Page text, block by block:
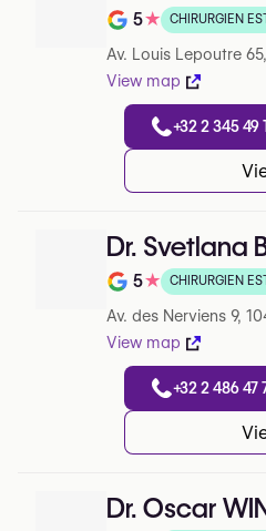
Note de 5 sur 5 sur
5★ CHIRURGIEN
Av. Louis Lepoutre
View map
+32 2 345 49
Dr. Svetlana
Note de 5 sur 5 sur
5★ CHIRURGIEN
Av. des Nerviens 9,
View map
+32 2 486 47
Dr. Oscar